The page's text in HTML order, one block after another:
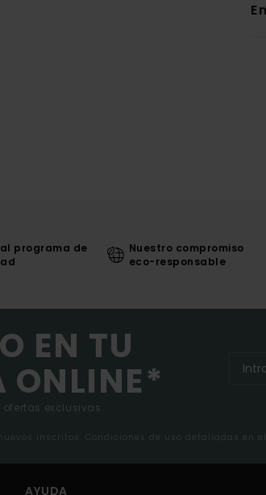
programa de
Nuestro compromiso
eco-responsable
EN TU
ONLINE*
exclusivas.
inscritos. Condiciones de uso detalladas en
AYUDA